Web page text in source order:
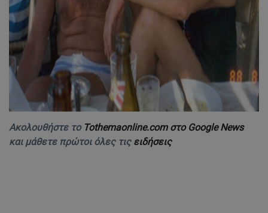
Ακολουθήστε το Tothemaonline.com στο Google News
και μάθετε πρώτοι όλες τις ειδήσεις